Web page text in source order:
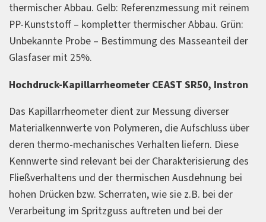
thermischer Abbau. Gelb: Referenzmessung mit reinem
PP-Kunststoff – kompletter thermischer Abbau. Grün:
Unbekannte Probe – Bestimmung des Masseanteil der
Glasfaser mit 25%.
Hochdruck-Kapillarrheometer CEAST SR50, Instron
Das Kapillarrheometer dient zur Messung diverser
Materialkennwerte von Polymeren, die Aufschluss über
deren thermo-mechanisches Verhalten liefern. Diese
Kennwerte sind relevant bei der Charakterisierung des
Fließverhaltens und der thermischen Ausdehnung bei
hohen Drücken bzw. Scherraten, wie sie z.B. bei der
Verarbeitung im Spritzguss auftreten und bei der